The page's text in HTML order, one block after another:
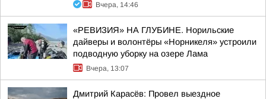
Вчера, 14:46
«РЕВИЗИЯ» НА ГЛУБИНЕ. Норильские
дайверы и волонтёры «Норникеля» устроили
подводную уборку на озере Лама
Вчера, 13:07
Дмитрий Карасёв: Провел выездное